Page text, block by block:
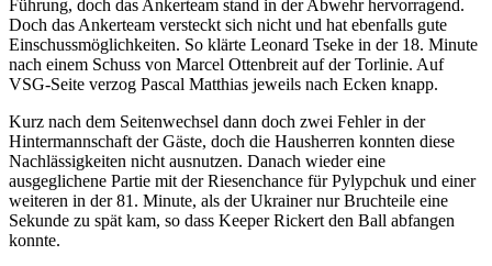
Führung, doch das Ankerteam stand in der Abwehr hervorragend.
Doch das Ankerteam versteckt sich nicht und hat ebenfalls gute
Einschussmöglichkeiten. So klärte Leonard Tseke in der 18. Minute
nach einem Schuss von Marcel Ottenbreit auf der Torlinie. Auf
VSG-Seite verzog Pascal Matthias jeweils nach Ecken knapp.
Kurz nach dem Seitenwechsel dann doch zwei Fehler in der
Hintermannschaft der Gäste, doch die Hausherren konnten diese
Nachlässigkeiten nicht ausnutzen. Danach wieder eine
ausgeglichene Partie mit der Riesenchance für Pylypchuk und einer
weiteren in der 81. Minute, als der Ukrainer nur Bruchteile eine
Sekunde zu spät kam, so dass Keeper Rickert den Ball abfangen
konnte.